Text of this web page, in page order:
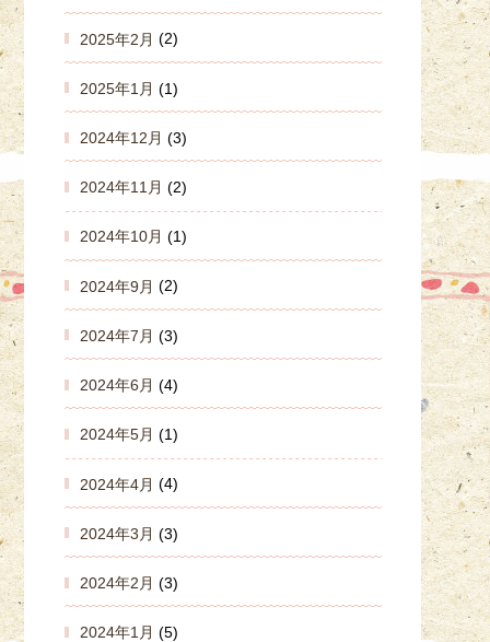
2025年2月 (2)
2025年1月 (1)
2024年12月 (3)
2024年11月 (2)
2024年10月 (1)
2024年9月 (2)
2024年7月 (3)
2024年6月 (4)
2024年5月 (1)
2024年4月 (4)
2024年3月 (3)
2024年2月 (3)
2024年1月 (5)